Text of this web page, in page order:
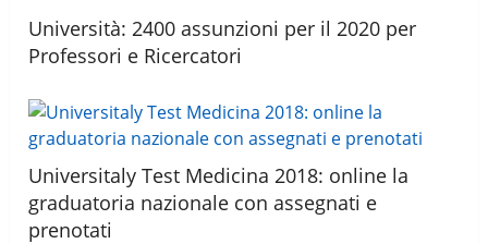
Università: 2400 assunzioni per il 2020 per
Professori e Ricercatori
Universitaly Test Medicina 2018: online la
graduatoria nazionale con assegnati e
prenotati